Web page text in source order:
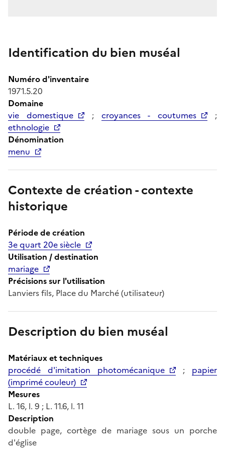
Identification du bien muséal
Numéro d'inventaire
1971.5.20
Domaine
vie domestique
; croyances - coutumes
;
ethnologie
Dénomination
menu
Contexte de création - contexte
historique
Période de création
3e quart 20e siècle
Utilisation / destination
mariage
Précisions sur l'utilisation
Lanviers fils, Place du Marché (utilisateur)
Description du bien muséal
Matériaux et techniques
procédé d'imitation photomécanique
; papier
(imprimé couleur)
Mesures
L. 16, l. 9 ; L. 11.6, l. 11
Description
double page, cortège de mariage sous un porche
d'église